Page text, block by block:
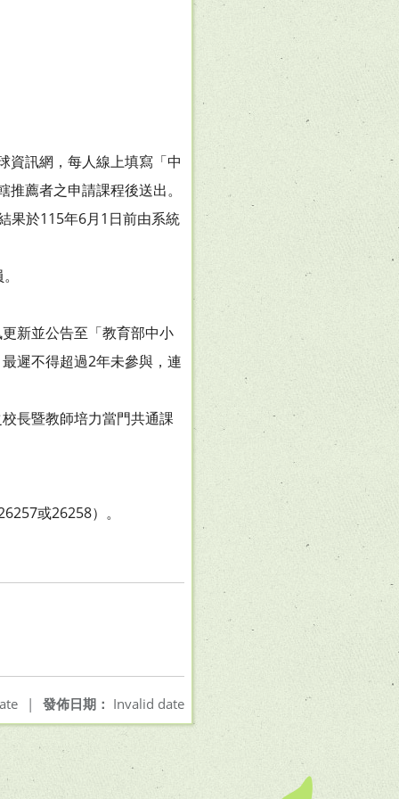
訊網，每人線上填寫「中
薦者之申請課程後送出。
果於115年6月1日前由系統
新並公告至「教育部中小
遲不得超過2年未參與，連
長暨教師培力當門共通課
或26258）。
發佈日期： Invalid date
|